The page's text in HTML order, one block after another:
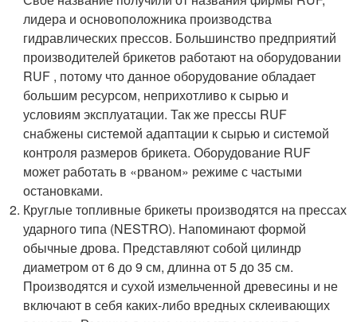
лидера и основоположника производства
гидравлических прессов. Большинство предприятий
производителей брикетов работают на оборудовании
RUF , потому что данное оборудование обладает
большим ресурсом, неприхотливо к сырью и
условиям эксплуатации. Так же прессы RUF
снабжены системой адаптации к сырью и системой
контроля размеров брикета. Оборудование RUF
может работать в «рваном» режиме с частыми
остановками.
Круглые топливные брикеты производятся на прессах
ударного типа (NESTRO). Напоминают формой
обычные дрова. Представляют собой цилиндр
диаметром от 6 до 9 см, длинна от 5 до 35 см.
Производятся и сухой измельченной древесины и не
включают в себя каких-либо вредных склеивающих